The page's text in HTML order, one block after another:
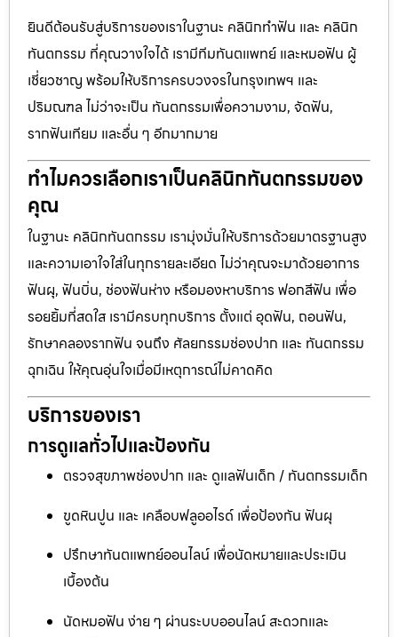
ยินดีต้อนรับสู่บริการของเราในฐานะ คลินิกทำฟัน และ คลินิก
ทันตกรรม ที่คุณวางใจได้ เรามีทีมทันตแพทย์ และหมอฟัน ผู้
เชี่ยวชาญ พร้อมให้บริการครบวงจรในกรุงเทพฯ และ
ปริมณฑล ไม่ว่าจะเป็น ทันตกรรมเพื่อความงาม, จัดฟัน,
รากฟันเทียม และอื่น ๆ อีกมากมาย
ทำไมควรเลือกเราเป็นคลินิกทันตกรรมของ
คุณ
ในฐานะ คลินิกทันตกรรม เรามุ่งมั่นให้บริการด้วยมาตรฐานสูง
และความเอาใจใส่ในทุกรายละเอียด ไม่ว่าคุณจะมาด้วยอาการ
ฟันผุ, ฟันบิ่น, ช่องฟันห่าง หรือมองหาบริการ ฟอกสีฟัน เพื่อ
รอยยิ้มที่สดใส เรามีครบทุกบริการ ตั้งแต่ อุดฟัน, ถอนฟัน,
รักษาคลองรากฟัน จนถึง ศัลยกรรมช่องปาก และ ทันตกรรม
ฉุกเฉิน ให้คุณอุ่นใจเมื่อมีเหตุการณ์ไม่คาดคิด
บริการของเรา
การดูแลทั่วไปและป้องกัน
ตรวจสุขภาพช่องปาก และ ดูแลฟันเด็ก / ทันตกรรมเด็ก
ขูดหินปูน และ เคลือบฟลูออไรด์ เพื่อป้องกัน ฟันผุ
ปรึกษาทันตแพทย์ออนไลน์ เพื่อนัดหมายและประเมิน
เบื้องต้น
นัดหมอฟัน ง่าย ๆ ผ่านระบบออนไลน์ สะดวกและ